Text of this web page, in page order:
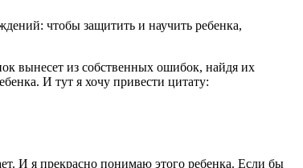
чтобы защитить и научить ребенка,
вынесет из собственных ошибок, найдя их
И тут я хочу привести цитату:
И я прекрасно понимаю этого ребенка. Если бы